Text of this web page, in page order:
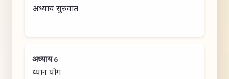
अध्याय सुरुवात
अध्याय 6
ध्यान योग